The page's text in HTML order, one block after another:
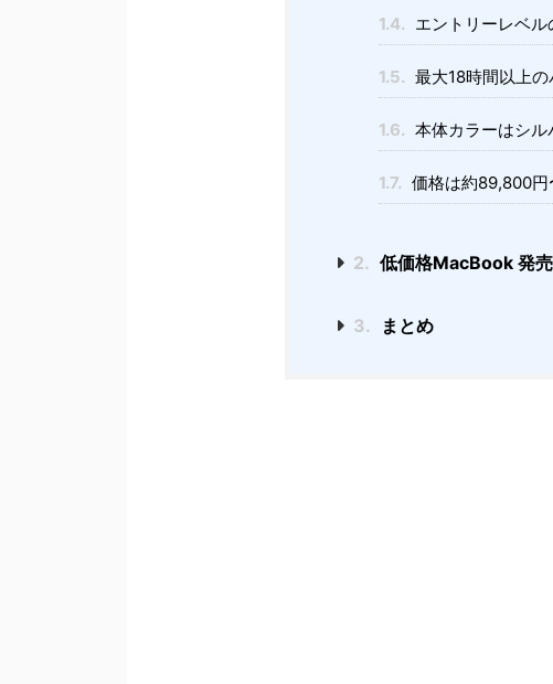
1.4. エントリーレベ
1.5. 最大18時間以上
1.6. 本体カラーはシ
1.7. 価格は約89,800円
2. 低価格MacBook 発
3. まとめ